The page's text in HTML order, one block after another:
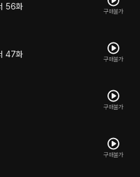
56화 구매불가
47화 구매불가
구매불가
구매불가